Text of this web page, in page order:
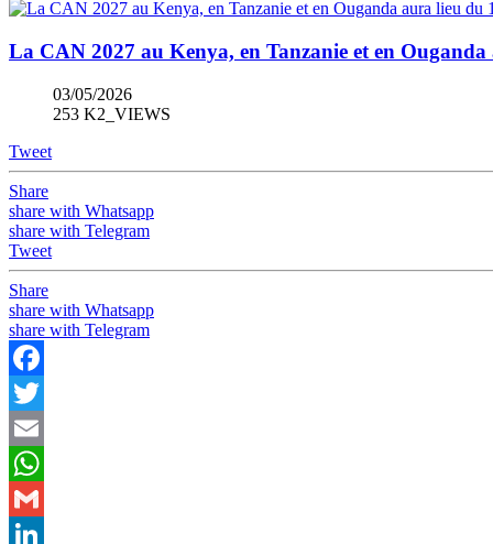
La CAN 2027 au Kenya, en Tanzanie et en
03/05/2026
253 K2_VIEWS
Tweet
Share
share with Whatsapp
share with Telegram
Tweet
Share
share with Whatsapp
share with Telegram
Facebook
Twitter
Email
WhatsApp
Gmail